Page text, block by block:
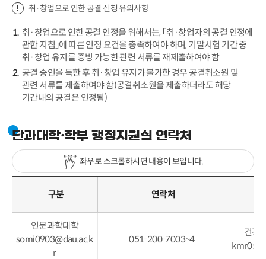
취·창업으로 인한 공결 신청 유의사항
취·창업으로 인한 공결 인정을 위해서는, 「취·창업자의 공결 인정에
관한 지침」에 따른 인정 요건을 충족하여야 하며, 기말시험 기간 중
취·창업 유지를 증빙 가능한 관련 서류를 재제출하여야 함
공결 승인을 득한 후 취·창업 유지가 불가한 경우 공결취소원 및
관련 서류를 제출하여야 함(공결취소원을 제출하더라도 해당
기간내의 공결은 인정됨)
단과대학·학부 행정지원실 연락처
좌우로 스크롤하시면 내용이 보입니다.
구분 연락처
인문과학대학
somi0903@dau.ac.k
r
051-200-7003~4
건강